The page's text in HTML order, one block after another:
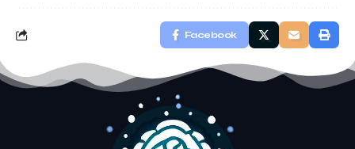
Facebook